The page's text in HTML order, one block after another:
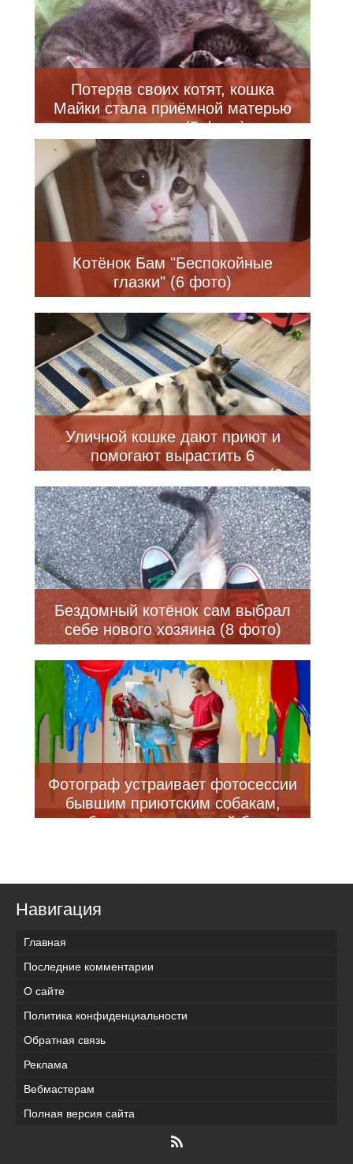
Потеряв своих котят, кошка
Майки стала приёмной матерью
для других (5 фото)
Котёнок Бам "Беспокойные
глазки" (6 фото)
Уличной кошке дают приют и
помогают вырастить 6
невероятно красивых котят (9
фото + видео)
Бездомный котёнок сам выбрал
себе нового хозяина (8 фото)
Фотограф устраивает фотосессии
бывшим приютским собакам,
чтобы поощрить людей брать
Навигация
Главная
Последние комментарии
О сайте
Политика конфиденциальности
Обратная связь
Реклама
Вебмастерам
Полная версия сайта